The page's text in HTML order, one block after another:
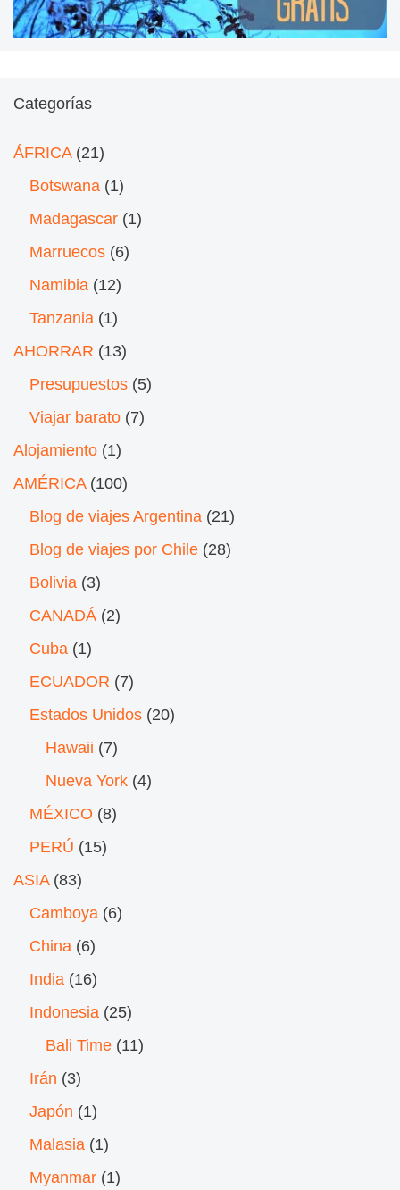
Categorías
ÁFRICA(21)
Botswana (1)
Madagascar (1)
Marruecos (6)
Namibia (12)
Tanzania (1)
AHORRAR (13)
Presupuestos (5)
Viajar barato (7)
Alojamiento (1)
AMÉRICA(100)
Blog de viajes Argentina (21)
Blog de viajes por Chile (28)
Bolivia (3)
CANADÁ (2)
Cuba (1)
ECUADOR (7)
Estados Unidos (20)
Hawaii (7)
Nueva York (4)
MÉXICO (8)
PERÚ (15)
ASIA(83)
Camboya (6)
China (6)
India (16)
Indonesia (25)
Bali Time (11)
Irán (3)
Japón (1)
Malasia (1)
Myanmar (1)